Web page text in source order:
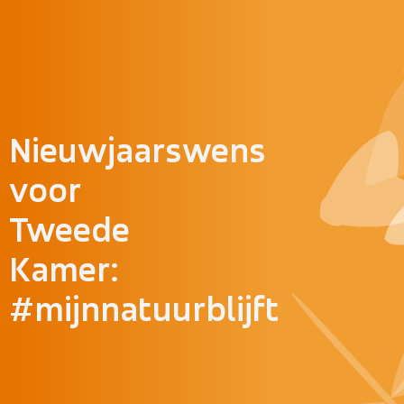
Nieuwjaarswens
voor
Tweede
Kamer:
#mijnnatuurblijft